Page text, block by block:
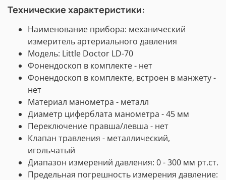
Технические характеристики:
Наименование прибора: механический
измеритель артериального давления
Модель: Little Doctor LD-70
Фонендоскоп в комплекте - нет
Фонендоскоп в комплекте, встроен в манжету -
нет
Материал манометра - металл
Диаметр циферблата манометра - 45 мм
Переключение правша/левша - нет
Клапан травления - металлический,
игольчатый
Диапазон измерений давления: 0 - 300 мм рт.ст.
Предельная погрешность измерения давление: